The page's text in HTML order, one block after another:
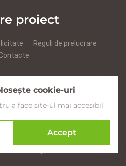
proiect
Reguli de prelucrare
Contacte
YouTube Instagram
Agroexpert.md
cookie-uri
a face site-ul mai accesibil
Accept